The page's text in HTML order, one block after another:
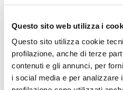
Questo sito web utilizza i
Questo sito utilizza cookie
profilazione, anche di terze
contenuti e gli annunci, per
i social media e per analizzare
Y
S
p
e
c
Contact
Accessibility Statement